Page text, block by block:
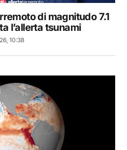
di magnitudo 7.1
l’allerta tsunami
10:38